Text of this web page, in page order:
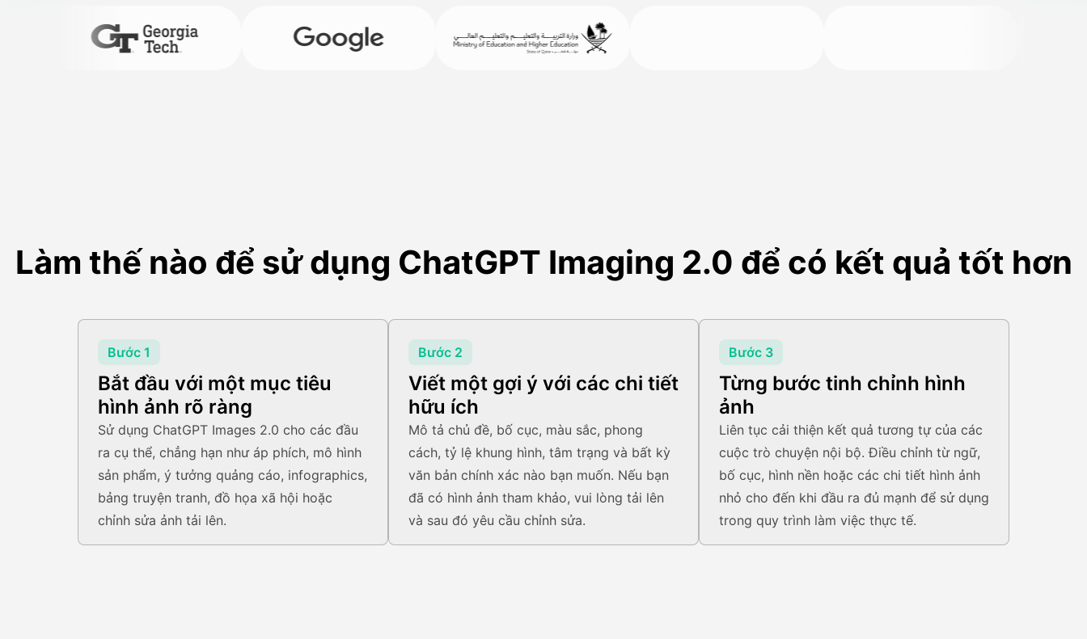
Làm thế nào để sử dụng ChatGPT Imaging 2.0 để có kết quả tốt hơn
Bước 1
Bắt đầu với một mục tiêu
hình ảnh rõ ràng
Sử dụng ChatGPT Images 2.0 cho các đầu
ra cụ thể, chẳng hạn như áp phích, mô hình
sản phẩm, ý tưởng quảng cáo, infographics,
bảng truyện tranh, đồ họa xã hội hoặc
chỉnh sửa ảnh tải lên.
Bước 2
Viết một gợi ý với các chi tiết
hữu ích
Mô tả chủ đề, bố cục, màu sắc, phong
cách, tỷ lệ khung hình, tâm trạng và bất kỳ
văn bản chính xác nào bạn muốn. Nếu bạn
đã có hình ảnh tham khảo, vui lòng tải lên
và sau đó yêu cầu chỉnh sửa.
Bước 3
Từng bước tinh chỉnh hình
ảnh
Liên tục cải thiện kết quả tương tự của các
cuộc trò chuyện nội bộ. Điều chỉnh từ ngữ,
bố cục, hình nền hoặc các chi tiết hình ảnh
nhỏ cho đến khi đầu ra đủ mạnh để sử dụng
trong quy trình làm việc thực tế.